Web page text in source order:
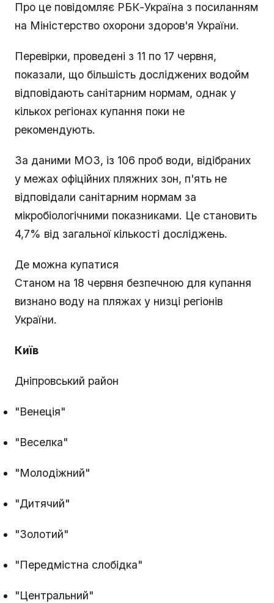
Про це повідомляє РБК-Україна з посиланням
на Міністерство охорони здоров'я України.
Перевірки, проведені з 11 по 17 червня,
показали, що більшість досліджених водойм
відповідають санітарним нормам, однак у
кількох регіонах купання поки не
рекомендують.
За даними МОЗ, із 106 проб води, відібраних
у межах офіційних пляжних зон, п'ять не
відповідали санітарним нормам за
мікробіологічними показниками. Це становить
4,7% від загальної кількості досліджень.
Де можна купатися
Станом на 18 червня безпечною для купання
визнано воду на пляжах у низці регіонів
України.
Київ
Дніпровський район
"Венеція"
"Веселка"
"Молодіжний"
"Дитячий"
"Золотий"
"Передмістна слобідка"
"Центральний"